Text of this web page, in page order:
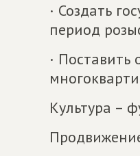
· Создать
период
·
Культура –